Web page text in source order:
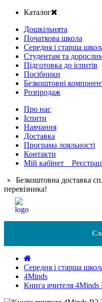
Каталог
Дошкільнята
Початкова школа
Середня і старша
Студентам та
Підготовка до іспитів
Посібники
Безкоштовні
Розпродаж
Про нас
Іспити
Навчання
Доставка
Програма лояльності
Контакти
Мій кабінет
×
Безкоштовна доставка
перевізника!
Середня і старша
4Minds
Книга вчителя 4Minds